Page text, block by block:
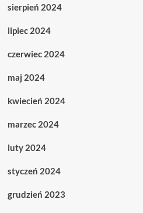
sierpień 2024
lipiec 2024
czerwiec 2024
maj 2024
kwiecień 2024
marzec 2024
luty 2024
styczeń 2024
grudzień 2023